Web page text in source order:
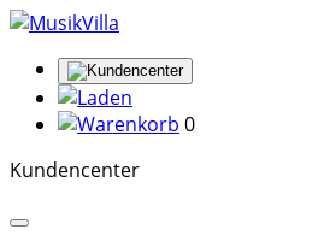
0
Kundencenter